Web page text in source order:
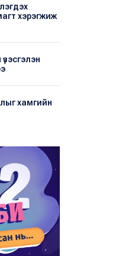
хэрэгжиж
хамгийн